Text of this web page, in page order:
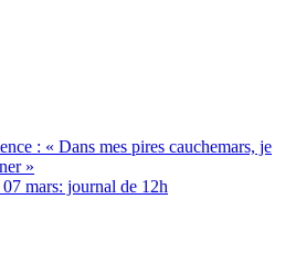
: « Dans mes pires cauchemars, je
»
mars: journal de 12h